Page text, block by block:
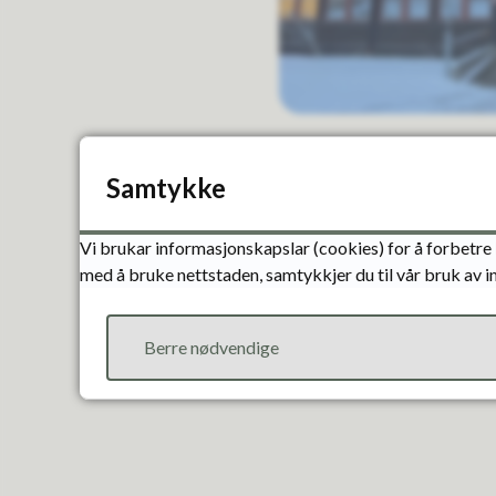
Hovudtendensane frå
verksemder i
Les saka om
Samtykke
Vi brukar informasjonskapslar (cookies) for å forbetre
med å bruke nettstaden, samtykkjer du til vår bruk av
Berre nødvendige